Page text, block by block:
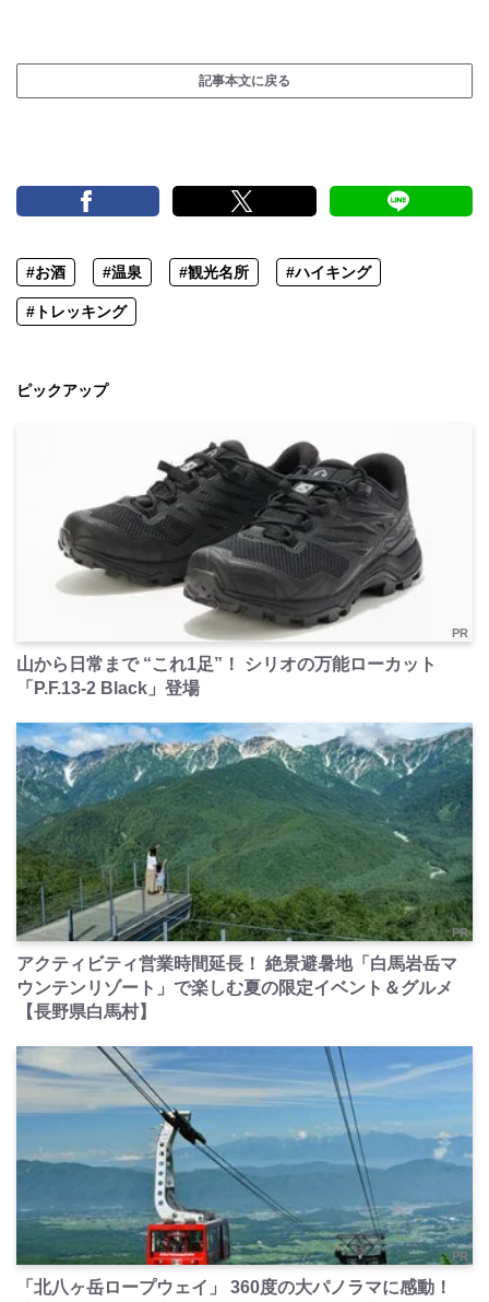
記事本文に戻る
#お酒 #温泉 #観光名所 #ハイキング
#トレッキング
ピックアップ
PR
山から日常まで “これ1足”！ シリオの万能ローカット
「P.F.13-2 Black」登場
PR
アクティビティ営業時間延長！ 絶景避暑地「白馬岩岳マ
ウンテンリゾート」で楽しむ夏の限定イベント＆グルメ
【長野県白馬村】
PR
「北八ヶ岳ロープウェイ」 360度の大パノラマに感動！